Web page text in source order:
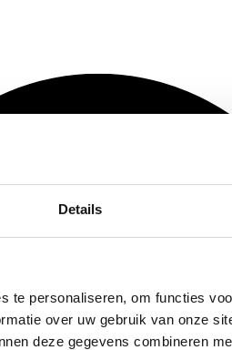
Details
te personaliseren, om functies
over uw gebruik van onze
deze gegevens combineren